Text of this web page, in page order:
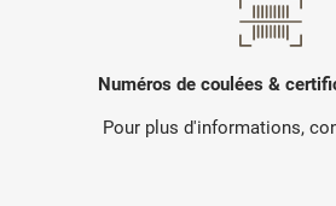
Numéros de coulées &
Pour plus d'informations,